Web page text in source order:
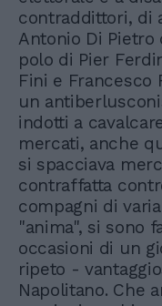
contraddittori, di
Antonio Di
polo di Pier
Fini e Francesco
un
indotti a
mercati, anche
si spacciava
contraffatta
compagni di
"anima", si sono
occasioni di un
ripeto -
Napolitano. Che